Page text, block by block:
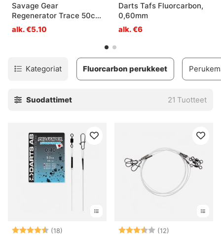
Savage Gear
Regenerator Trace 50cm
1.0mm 25kg Swivel
Needle Snap 3pcs
alk. €5.10
Darts Tafs Fluorcarbon,
0,60mm
alk. €6
Kategoriat Fluorcarbon perukkeet
Suodattimet 21 Tuotteet
Arvio: (18)
4.3 5:sta tähdestäArvio: (12)